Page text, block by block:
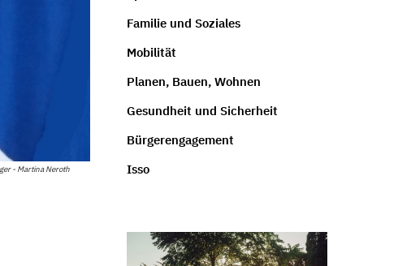
- Martina Neroth
Familie und Soziales
Mobilität
Planen, Bauen, Wohnen
Gesundheit und Sicherheit
Bürgerengagement
Isso